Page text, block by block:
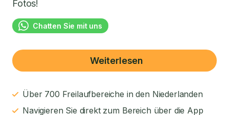
Fotos!
Chatten Sie mit uns
Weiterlesen
Über 700 Freilaufbereiche in den Niederlanden
Navigieren Sie direkt zum Bereich über die App